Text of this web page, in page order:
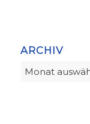
ARCHIV